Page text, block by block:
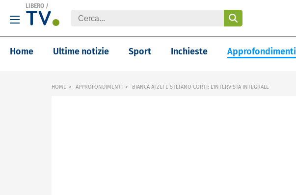
LIBERO /
Home Ultime notizie Sport Inchieste Approfondimenti
HOME APPROFONDIMENTI BIANCA ATZEI E STEFANO CORTI: L'INTERVISTA INTEGRALE